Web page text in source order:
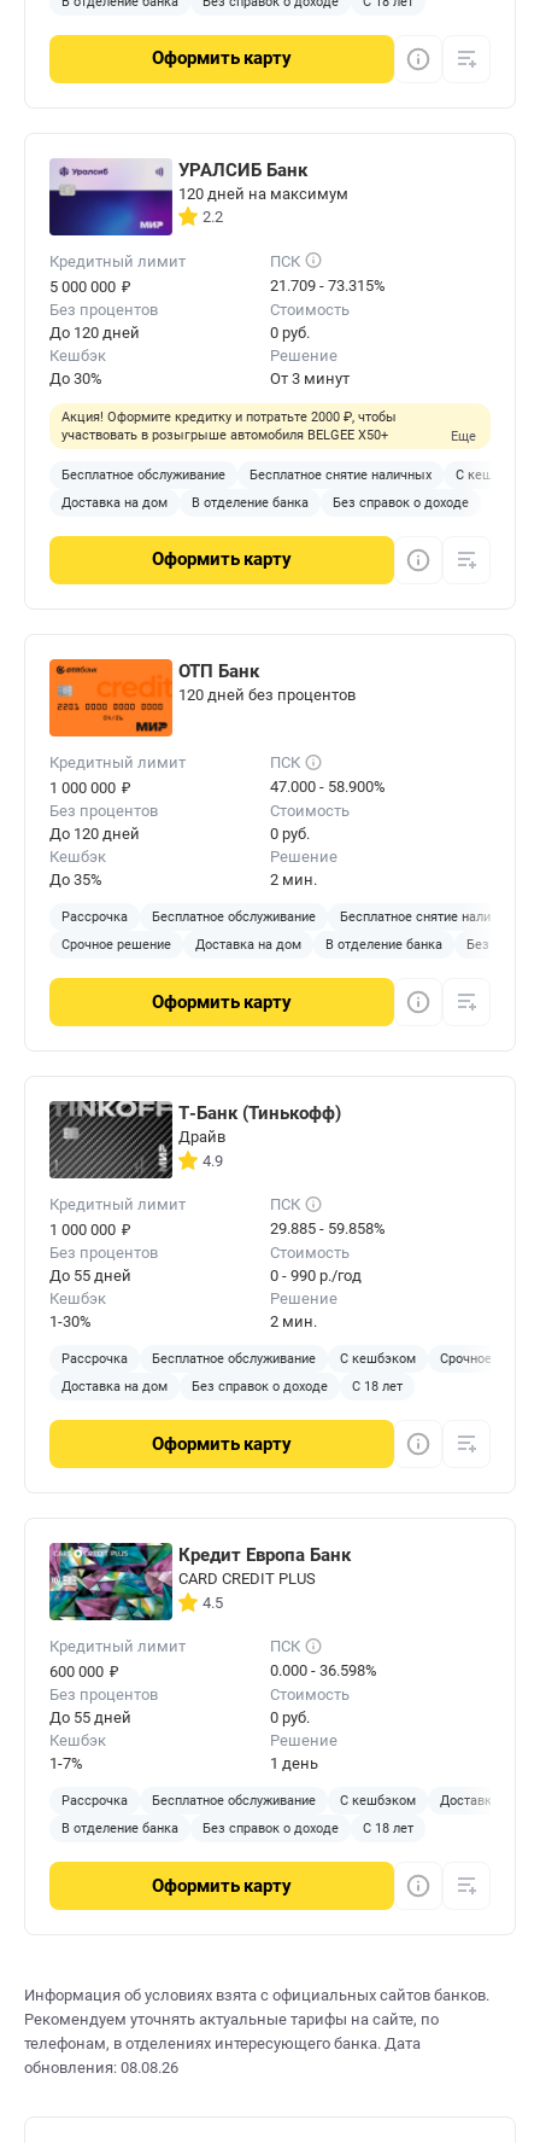
Оформить карту
УРАЛСИБ Банк
120 дней на максимум
2.2
Кредитный лимит
5 000 000 ₽
ПСК
21.709 - 73.315%
Без процентов
До 120 дней
Стоимость
0 руб.
Кешбэк
До 30%
Решение
От 3 минут
Акция! Оформите кредитку и потратьте 2000 ₽, чтобы
участвовать в розыгрыше автомобиля BELGEE X50+
Еще
Бесплатное обслуживание Бесплатное снятие наличных
С кешбэком
Доставка на дом
В отделение банка Без справок о доходе
Оформить карту
ОТП Банк
120 дней без процентов
Кредитный лимит
1 000 000 ₽
ПСК
47.000 - 58.900%
Без процентов
До 120 дней
Стоимость
0 руб.
Кешбэк
До 35%
Решение
2 мин.
Рассрочка Бесплатное обслуживание
Бесплатное снятие наличных
Срочное решение
Доставка на дом В отделение банка Без
Оформить карту
Т-Банк (Тинькофф)
Драйв
4.9
Кредитный лимит
1 000 000 ₽
ПСК
29.885 - 59.858%
Без процентов
До 55 дней
Стоимость
0 - 990 р./год
Кешбэк
1-30%
Решение
2 мин.
Рассрочка Бесплатное обслуживание С кешбэком
Срочное
Доставка на дом
Без справок о доходе С 18 лет
Оформить карту
Кредит Европа Банк
CARD CREDIT PLUS
4.5
Кредитный лимит
600 000 ₽
ПСК
0.000 - 36.598%
Без процентов
До 55 дней
Стоимость
0 руб.
Кешбэк
1-7%
Решение
1 день
Рассрочка Бесплатное обслуживание С кешбэком
Доставка на
В отделение банка
Без справок о доходе С 18 лет
Оформить карту
Информация об условиях взята с официальных сайтов банков.
Рекомендуем уточнять актуальные тарифы на сайте, по
телефонам, в отделениях интересующего банка. Дата
обновления: 08.08.26